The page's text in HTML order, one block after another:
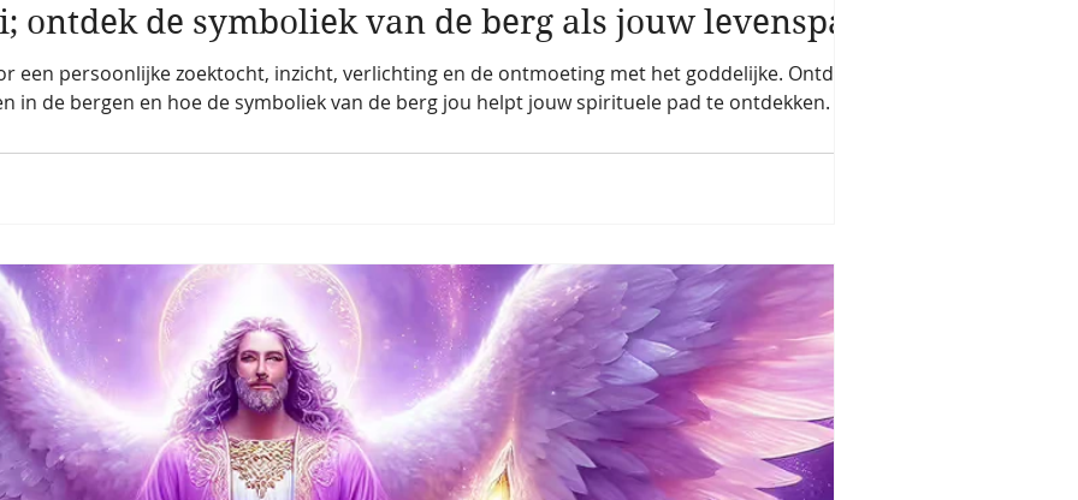
ontdek de symboliek van de berg als jouw levenspad
een persoonlijke zoektocht, inzicht, verlichting en de ontmoeting met het goddelijke. Ontdek de
in de bergen en hoe de symboliek van de berg jou helpt jouw spirituele pad te ontdekken.